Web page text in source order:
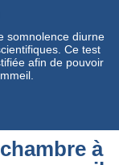
somnolence diurne
Ce test
afin de pouvoir
à